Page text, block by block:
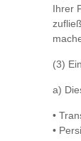
Ihrer
(3)
a)
•
•